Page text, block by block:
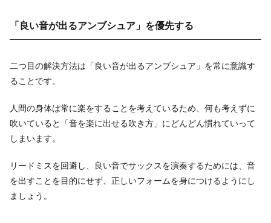
「良い音が出るアンブシュア」を優先する
二つ目の解決方法は「良い音が出るアンブシュア」を常に意識す
ることです。
人間の身体は常に楽をすることを考えているため、何も考えずに
吹いていると「音を楽に出せる吹き方」にどんどん慣れていって
しまいます。
リードミスを回避し、良い音でサックスを演奏するためには、音
を出すことを目的にせず、正しいフォームを身につけるようにし
ましょう。